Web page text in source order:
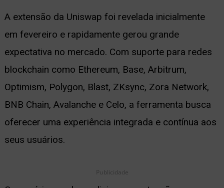
A extensão da Uniswap foi revelada inicialmente
em fevereiro e rapidamente gerou grande
expectativa no mercado. Com suporte para redes
blockchain como Ethereum, Base, Arbitrum,
Optimism, Polygon, Blast, ZKsync, Zora Network,
BNB Chain, Avalanche e Celo, a ferramenta busca
oferecer uma experiência integrada e contínua aos
seus usuários.
Publicidade